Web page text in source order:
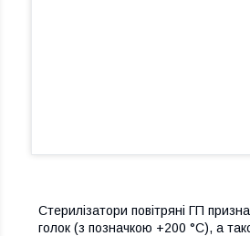
Стерилізатори повітряні ГП
голок (з позначкою +200 °C), а